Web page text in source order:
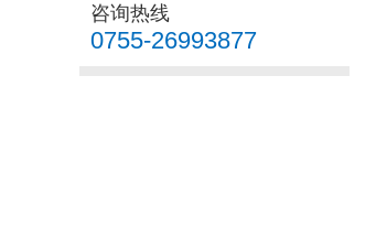
咨询热线
0755-26993877